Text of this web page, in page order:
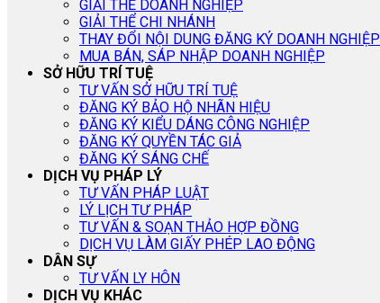
GIẢI THỂ DOANH NGHIỆP
GIẢI THỂ CHI NHÁNH
THAY ĐỔI NỘI DUNG ĐĂNG KÝ DOANH NGHIỆP
MUA BÁN, SÁP NHẬP DOANH NGHIỆP
SỞ HỮU TRÍ TUỆ
TƯ VẤN SỞ HỮU TRÍ TUỆ
ĐĂNG KÝ BẢO HỘ NHÃN HIỆU
ĐĂNG KÝ KIỂU DÁNG CÔNG NGHIỆP
ĐĂNG KÝ QUYỀN TÁC GIẢ
ĐĂNG KÝ SÁNG CHẾ
DỊCH VỤ PHÁP LÝ
TƯ VẤN PHÁP LUẬT
LÝ LỊCH TƯ PHÁP
TƯ VẤN & SOẠN THẢO HỢP ĐỒNG
DỊCH VỤ LÀM GIẤY PHÉP LAO ĐỘNG
DÂN SỰ
TƯ VẤN LY HÔN
DỊCH VỤ KHÁC